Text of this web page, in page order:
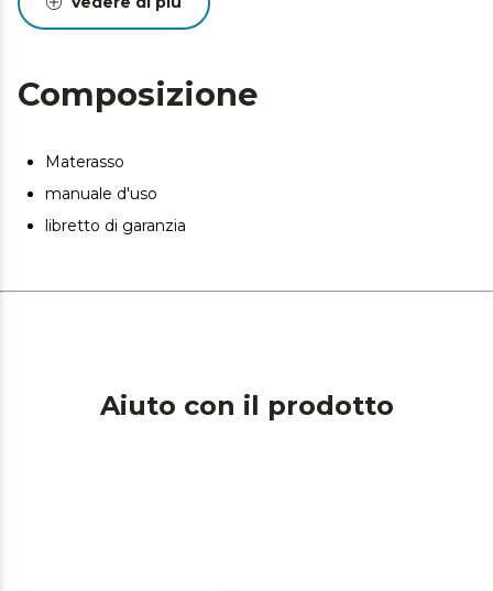
ottimale non dipende dalla stagione.
trasporto a casa tua nelle migliori condizioni.
Composizione
Materasso
manuale d'uso
libretto di garanzia
Aiuto con il prodotto